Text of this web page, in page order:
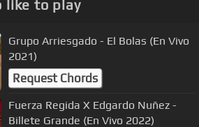
like to play
Grupo Arriesgado - El Bolas (En Vivo
2021)
Request Chords
Fuerza Regida X Edgardo Nuñez -
Billete Grande (En Vivo 2022)